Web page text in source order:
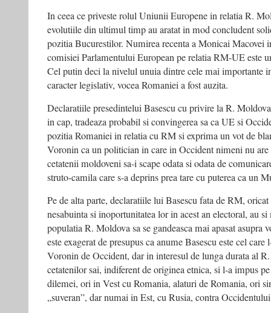
In ceea ce priveste rolul Uniunii Europene in relatia R.
evolutiile din ultimul timp au aratat in mod concludent
pozitia Bucurestilor. Numirea recenta a Monicai Macovei
comisiei Parlamentului European pe relatia RM-UE este
Cel putin deci la nivelul unuia dintre cele mai importante
caracter legislativ, vocea Romaniei a fost auzita.
Declaratiile presedintelui Basescu cu privire la R.
in cap, tradeaza probabil si convingerea sa ca UE si
pozitia Romaniei in relatia cu RM si exprima un vot de
Voronin ca un politician in care in Occident nimeni nu are
cetatenii moldoveni sa-i scape odata si odata de
struto-camila care s-a deprins prea tare cu puterea ca un
Pe de alta parte, declaratiile lui Basescu fata de RM,
nesabuinta si inoportunitatea lor in acest an electoral, au
populatia R. Moldova sa se gandeasca mai apasat asupra
este exagerat de presupus ca anume Basescu este cel
Voronin de Occident, dar in interesul de lunga durata al
cetatenilor sai, indiferent de originea etnica, si l-a impus
dilemei, ori in Vest cu Romania, alaturi de Romania, ori
„suveran”, dar numai in Est, cu Rusia, contra